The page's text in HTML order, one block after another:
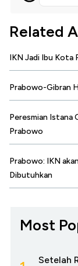
Related
IKN Jadi Ibu Kota
Prabowo-Gibran
Peresmian Istana
Prabowo
Prabowo: IKN
Dibutuhkan
Most
Setelah